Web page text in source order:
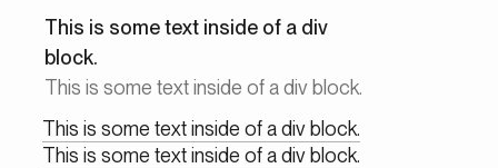
This is some text inside of a div
block.
This is some text inside of a div block.
This is some text inside of a div block.
This is some text inside of a div block.